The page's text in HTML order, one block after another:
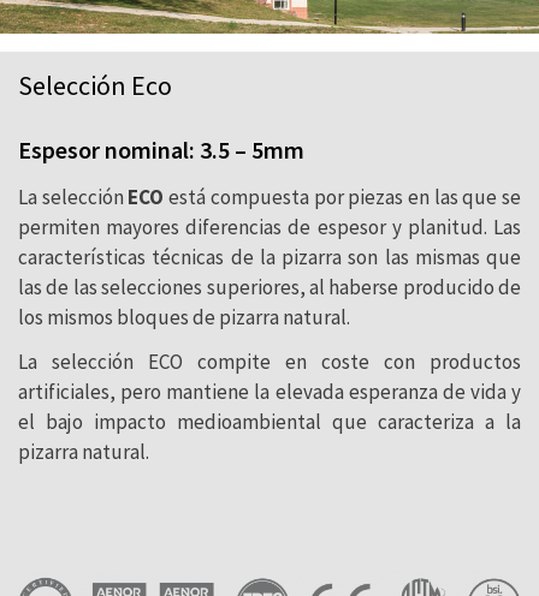
Selección Eco
Espesor nominal: 3.5 – 5mm
La selección ECO está compuesta por piezas en las que se
permiten mayores diferencias de espesor y planitud. Las
características técnicas de la pizarra son las mismas que
las de las selecciones superiores, al haberse producido de
los mismos bloques de pizarra natural.
La selección ECO compite en coste con productos
artificiales, pero mantiene la elevada esperanza de vida y
el bajo impacto medioambiental que caracteriza a la
pizarra natural.